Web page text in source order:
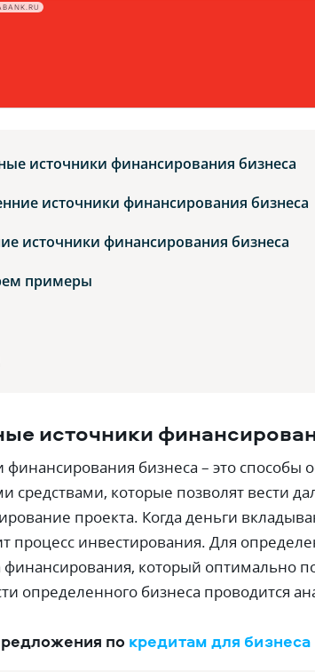
источники финансирования бизнеса
источники финансирования бизнеса
источники финансирования бизнеса
примеры
источники
финансирования бизнеса – это способы
средствами, которые позволят вести
проекта. Когда деньги
процесс инвестирования. Для
финансирования, который оптимально
определенного бизнеса проводится
по кредитам для бизнеса